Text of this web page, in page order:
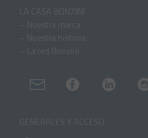
LA CASA BONZINI
– Nuestra marca
– Nuestra historia
– La red Bonzini
GENERALES Y ACCESO